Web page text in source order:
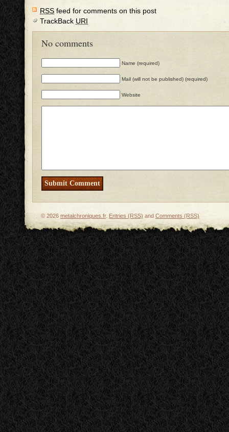
RSS feed for comments on this post
TrackBack URI
No comments
Name (required)
Mail (will not be published) (required)
Website
© 2026 metalchroniques.fr. Entries (RSS) and Comments (RSS)